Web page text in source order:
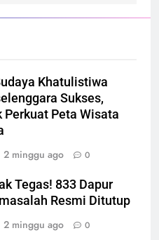
Khatulistiwa
Sukses,
Perkuat Peta Wisata
2 minggu ago 0
Tegas! 833 Dapur
Resmi Ditutup
2 minggu ago 0